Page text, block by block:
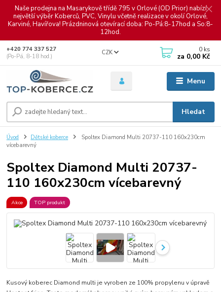
Naše prodejna na Masarykově třídě 795 v Orlové (OD Prior) nabízí
největší výběr Koberců, PVC, Vinylu včetně realizace v okolí Orlové,
Karviné, Havířova! Prázdninová otevírací doba: Po-Pá:8-17hod a So:8-
12hod.
Menu
CZK
Hledat
+420 774 337 527
(Po-Pá, 8-18 hod.)
0 ks
za 0,00 Kč
Úvod Dětské koberce
Spoltex Diamond Multi 20737-110 160x230cm
vícebarevný
Spoltex Diamond Multi 20737-
110 160x230cm vícebarevný
Akce TOP produkt
Kusový koberec Diamond multi je vyroben ze 100% propylenu v úpravě